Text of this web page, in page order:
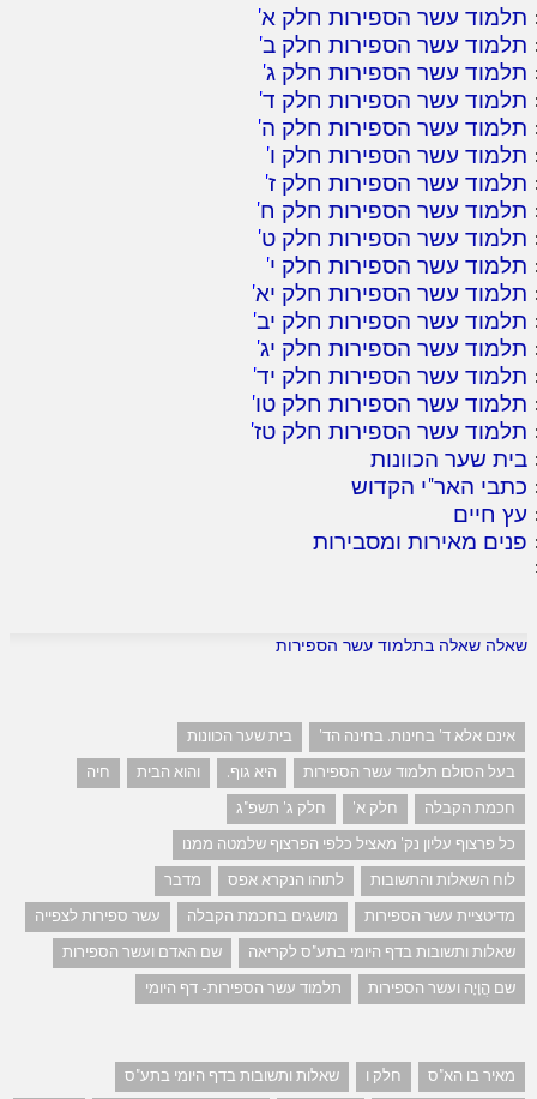
תלמוד עשר הספירות חלק א'
תלמוד עשר הספירות חלק ב'
תלמוד עשר הספירות חלק ג'
תלמוד עשר הספירות חלק ד'
תלמוד עשר הספירות חלק ה'
תלמוד עשר הספירות חלק ו'
תלמוד עשר הספירות חלק ז'
תלמוד עשר הספירות חלק ח'
תלמוד עשר הספירות חלק ט'
תלמוד עשר הספירות חלק י'
תלמוד עשר הספירות חלק יא'
תלמוד עשר הספירות חלק יב'
תלמוד עשר הספירות חלק יג'
תלמוד עשר הספירות חלק יד'
תלמוד עשר הספירות חלק טו'
תלמוד עשר הספירות חלק טז'
בית שער הכוונות
כתבי האר"י הקדוש
עץ חיים
פנים מאירות ומסבירות
שאלה שאלה בתלמוד עשר הספירות
אינם אלא ד' בחינות. בחינה הד'
בית שער הכוונות
בעל הסולם תלמוד עשר הספירות
היא גוף. והוא הבית
חיה
חכמת הקבלה
חלק א'
חלק ג' תשפ"ג
כל פרצוף עליון נק' מאציל כלפי הפרצוף שלמטה ממנו
לוח השאלות והתשובות
לתוהו הנקרא אפס
מדבר
מדיטציית עשר הספירות
מושגים בחכמת הקבלה
עשר ספירות לצפייה
שאלות ותשובות בדף היומי בתע"ס לקריאה
שם האדם ועשר הספירות
שם הֲוָיָה ועשר הספירות
תלמוד עשר הספירות- דף היומי
מאיר בו הא"ס חלק ו
שאלות ותשובות בדף היומי בתע"ס